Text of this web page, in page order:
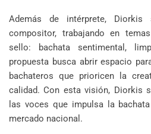
Además de intérprete,
compositor, trabajando en
sello: bachata sentimental,
propuesta busca abrir espacio
bachateros que prioricen la
calidad. Con esta visión, Diorkis
las voces que impulsa la
mercado nacional.